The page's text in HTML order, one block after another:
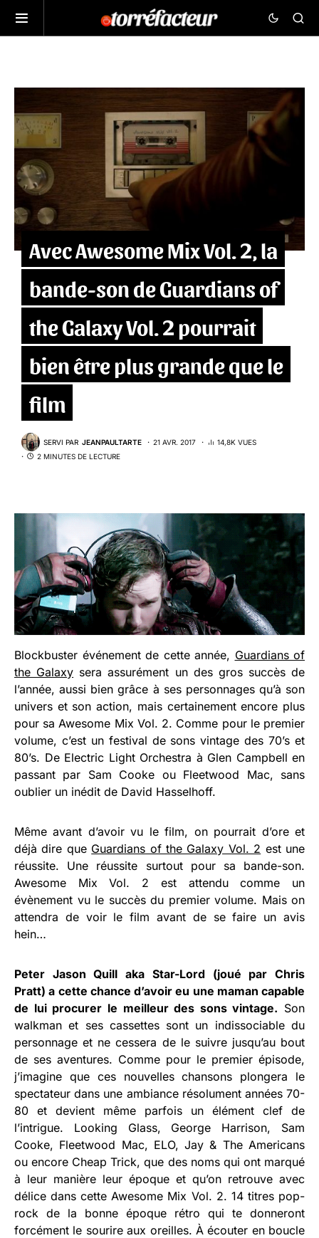
Avec Awesome Mix Vol. 2, la
bande-son de Guardians of
the Galaxy Vol. 2 pourrait
bien être plus grande que le
film
SERVI PAR JEANPAULTARTE 21 AVR. 2017
14,8K VUES
2 MINUTES DE LECTURE
Blockbuster événement de cette année, Guardians of
the Galaxy sera assurément un des gros succès de
l’année, aussi bien grâce à ses personnages qu’à son
univers et son action, mais certainement encore plus
pour sa Awesome Mix Vol. 2. Comme pour le premier
volume, c’est un festival de sons vintage des 70’s et
80’s. De Electric Light Orchestra à Glen Campbell en
passant par Sam Cooke ou Fleetwood Mac, sans
oublier un inédit de David Hasselhoff.
Même avant d’avoir vu le film, on pourrait d’ore et
déjà dire que Guardians of the Galaxy Vol. 2 est une
réussite. Une réussite surtout pour sa bande-son.
Awesome Mix Vol. 2 est attendu comme un
évènement vu le succès du premier volume. Mais on
attendra de voir le film avant de se faire un avis
hein…
Peter Jason Quill aka Star-Lord (joué par Chris
Pratt) a cette chance d’avoir eu une maman capable
de lui procurer le meilleur des sons vintage. Son
walkman et ses cassettes sont un indissociable du
personnage et ne cessera de le suivre jusqu’au bout
de ses aventures. Comme pour le premier épisode,
j’imagine que ces nouvelles chansons plongera le
spectateur dans une ambiance résolument années 70-
80 et devient même parfois un élément clef de
l’intrigue. Looking Glass, George Harrison, Sam
Cooke, Fleetwood Mac, ELO, Jay & The Americans
ou encore Cheap Trick, que des noms qui ont marqué
à leur manière leur époque et qu’on retrouve avec
délice dans cette Awesome Mix Vol. 2. 14 titres pop-
rock de la bonne époque rétro qui te donneront
forcément le sourire aux oreilles. À écouter en boucle